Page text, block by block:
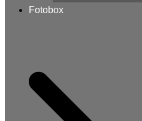
Fotobox